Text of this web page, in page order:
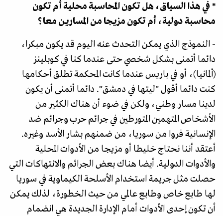
* في هذا السياق، هل تكون المحاسبة محلية أم تكون
محاسبة دولية، أم تكون مزيجا من المسارين معا؟
- النموذج الذي يمكن التحدث عنه اليوم قد يكون مبكرا،
دائما أتمنى بشكل شخصي حتى عندما كنا في كوبلينز
(ألمانيا)، أو في باريس عندما كانت المحكمة تطلق أحكامها
كنت دائما أقول "ليتها في دمشق". دائما أتمنى أن يكون
لدينا مسار وطني، ولكن في ضوء أن هناك الكثير من
الأشخاص المتهمين المتورطين في جرائم حرب وجرائم ضد
الإنسانية فروا من سوريا، من ضمنهم بشار الأسد وغيره.
أعتقد أننا نحتاج خليطا أو مزيجا من الأدوات المحلية
والأدوات الدولية. أيضا هناك بعض الجرائم والانتهاكات التي
حصلت مثل جريمة استخدام الأسلحة الكيماوية في سوريا
لها طابع خاص وطابع عالمي من حيث الخطورة، لذلك يمكن
أن تكون إحدى الأدوات أمام الإدارة الجديدة هي انضمام